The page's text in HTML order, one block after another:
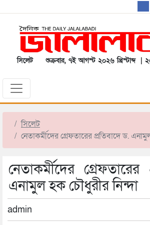
সিলেট শুক্রবার, ৭ই আগস্ট ২০২৬ খ্রিস্টাব্দ |
সিলেট
নেতাকর্মীদের গ্রেফতারের প্রতিবাদে ড.
নেতাকর্মীদের
এনামুল হক চৌধুরীর নিন্দা
admin